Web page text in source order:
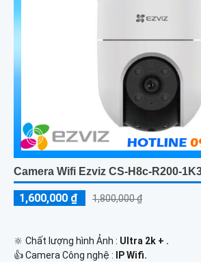
Camera Wifi Ezviz CS-H8c-R200-
1,600,000 ₫ 1,800,000 ₫
🔆 Chất lượng hình Ảnh : Ultra 2k + .
👍 Camera Công nghệ :
IP Wifi.